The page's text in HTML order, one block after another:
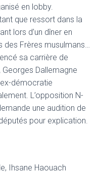
en lobby.
que ressort dans la
lors d’un dîner en
Frères musulmans…
sa carrière de
Dallemagne
démocratie
L’opposition N-
une audition de
pour explication.
Ihsane Haouach